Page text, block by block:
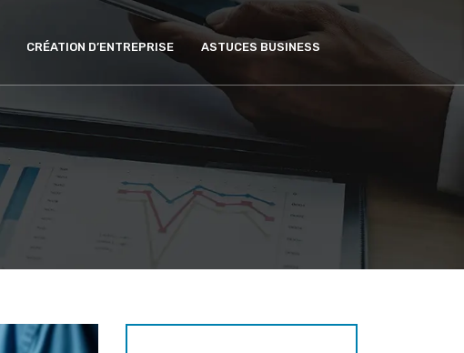
CRÉATION D’ENTREPRISE ASTUCES BUSINESS